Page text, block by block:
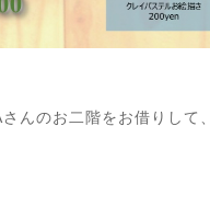
んのお二階をお借りして、